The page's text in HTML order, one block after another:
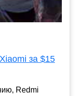
за $15
Redmi